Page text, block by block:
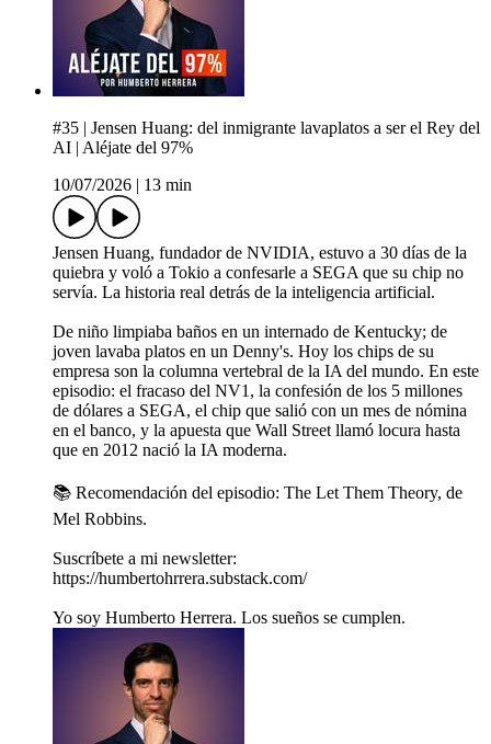
#35 | Jensen Huang: del inmigrante lavaplatos a ser el Rey del
AI | Aléjate del 97%
10/07/2026
13 min
Jensen Huang, fundador de NVIDIA, estuvo a 30 días de la
quiebra y voló a Tokio a confesarle a SEGA que su chip no
servía. La historia real detrás de la inteligencia artificial.
De niño limpiaba baños en un internado de Kentucky; de
joven lavaba platos en un Denny's. Hoy los chips de su
empresa son la columna vertebral de la IA del mundo. En este
episodio: el fracaso del NV1, la confesión de los 5 millones
de dólares a SEGA, el chip que salió con un mes de nómina
en el banco, y la apuesta que Wall Street llamó locura hasta
que en 2012 nació la IA moderna.
📚 Recomendación del episodio: The Let Them Theory, de
Mel Robbins.
Suscríbete a mi newsletter:
https://humbertohrrera.substack.com/
Yo soy Humberto Herrera. Los sueños se cumplen.